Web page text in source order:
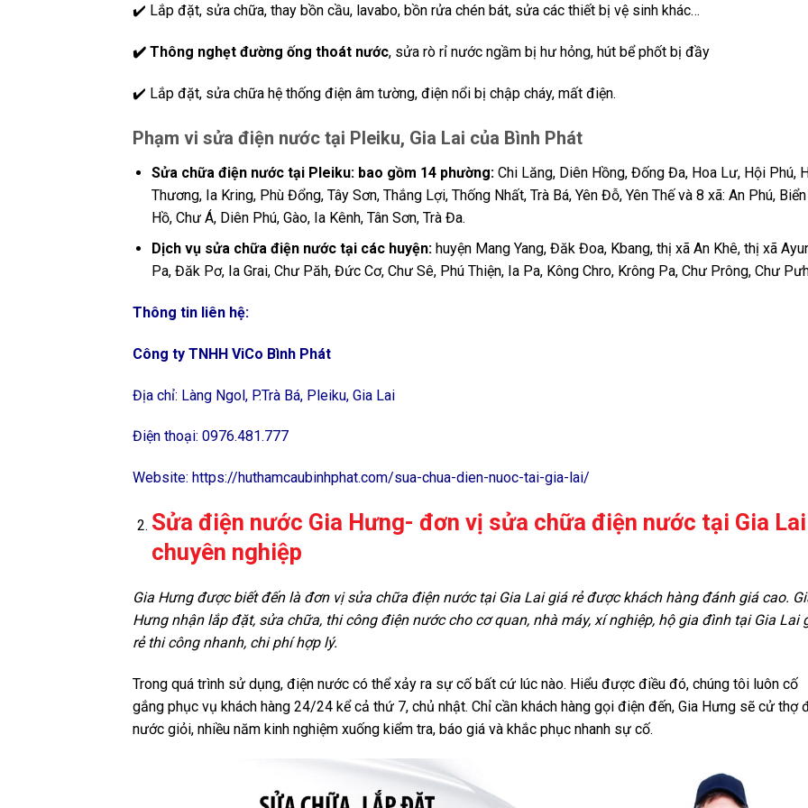
✔️ Lắp đặt, sửa chữa, thay bồn cầu, lavabo, bồn rửa chén bát, sửa các thiết bị vệ sinh khác…
✔ ️ Thông nghẹt đường ống thoát nước, sửa rò rỉ nước ngầm bị hư hỏng, hút bể phốt bị đầy
✔️ Lắp đặt, sửa chữa hệ thống điện âm tường, điện nổi bị chập cháy, mất điện.
Phạm vi sửa điện nước tại Pleiku, Gia Lai của Bình Phát
Sửa chữa điện nước tại Pleiku: bao gồm 14 phường:Chi Lăng, Diên Hồng, Đống Đa, Hoa Lư, Hội Phú,
Thương, Ia Kring, Phù Đổng, Tây Sơn, Thắng Lợi, Thống Nhất, Trà Bá, Yên Đỗ, Yên Thế và 8 xã: An Phú, Biển
Hồ, Chư Á, Diên Phú, Gào, Ia Kênh, Tân Sơn, Trà Đa.
Dịch vụ sửa chữa điện nước tại các huyện:huyện Mang Yang, Đăk Đoa, Kbang, thị xã An Khê, thị xã
Pa, Đăk Pơ, Ia Grai, Chư Păh, Đức Cơ, Chư Sê, Phú Thiện, Ia Pa, Kông Chro, Krông Pa, Chư Prông, Chư
Thông tin liên hệ:
Công ty TNHH ViCo Bình Phát
Địa chỉ: Làng Ngol, P.Trà Bá, Pleiku, Gia Lai
Điện thoại: 0976.481.777
Website: https://huthamcaubinhphat.com/sua-chua-dien-nuoc-tai-gia-lai/
Sửa điện nước Gia Hưng- đơn vị sửa chữa điện nước tại Gia Lai
chuyên nghiệp
Gia Hưng được biết đến là đơn vị sửa chữa điện nước tại Gia Lai giá rẻ được khách hàng đánh giá cao.
Hưng nhận lắp đặt, sửa chữa, thi công điện nước cho cơ quan, nhà máy, xí nghiệp, hộ gia đình tại Gia Lai
rẻ thi công nhanh, chi phí hợp lý.
Trong quá trình sử dụng, điện nước có thể xảy ra sự cố bất cứ lúc nào. Hiểu được điều đó, chúng tôi luôn cố
gắng phục vụ khách hàng 24/24 kể cả thứ 7, chủ nhật. Chỉ cần khách hàng gọi điện đến, Gia Hưng sẽ cử thợ
nước giỏi, nhiều năm kinh nghiệm xuống kiểm tra, báo giá và khắc phục nhanh sự cố.